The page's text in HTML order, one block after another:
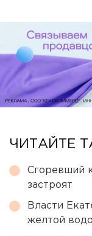
ЧИТАЙТЕ
Сгоревший
застроят
Власти
желтой